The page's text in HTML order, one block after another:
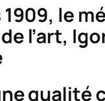
le
l’art,